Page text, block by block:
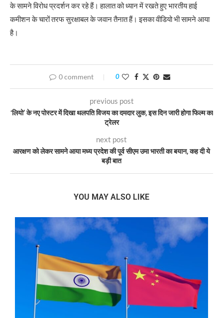
के सामने विरोध प्रदर्शन कर रहे हैं। हालात को ध्यान में रखते हुए भारतीय हाई
कमीशन के चारों तरफ सुरक्षाबल के जवान तैनात हैं। इसका वीडियो भी सामने आया
है।
0 comment 0
previous post
‘लियो’ के नए पोस्टर में दिखा थलपति विजय का दमदार लुक, इस दिन जारी होगा फिल्म का
ट्रेलर
next post
आरक्षण को लेकर सामने आया मध्य प्रदेश की पूर्व सीएम उमा भारती का बयान, कह दी ये
बड़ी बात
YOU MAY ALSO LIKE